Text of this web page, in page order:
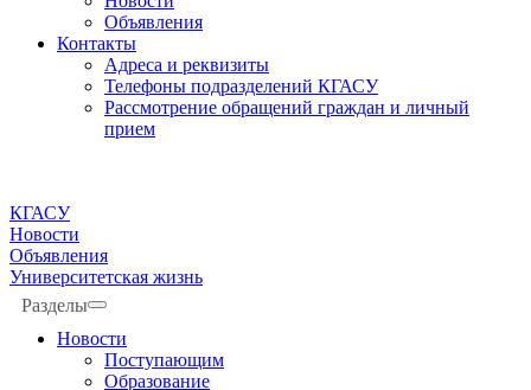
Объявления
Контакты
Адреса и реквизиты
Телефоны подразделений КГАСУ
Рассмотрение обращений граждан и личный
прием
КГАСУ
Новости
Объявления
Университетская жизнь
Разделы
Новости
Поступающим
Образование